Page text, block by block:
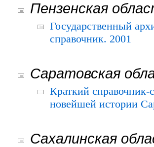
Пензенская
Государственный
справочник. 2001
Саратовская
Краткий
новейшей истории
Сахалинская